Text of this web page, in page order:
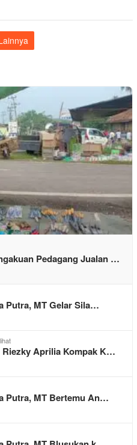
Pedagang Jualan …
Putra, MT Gelar Sila…
Riezky Aprilia Kompak K…
Putra, MT Bertemu An…